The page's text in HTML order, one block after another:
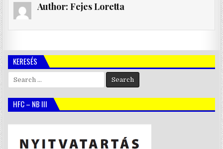
Author: Fejes Loretta
KERESÉS
Search
for:
HFC – NB III